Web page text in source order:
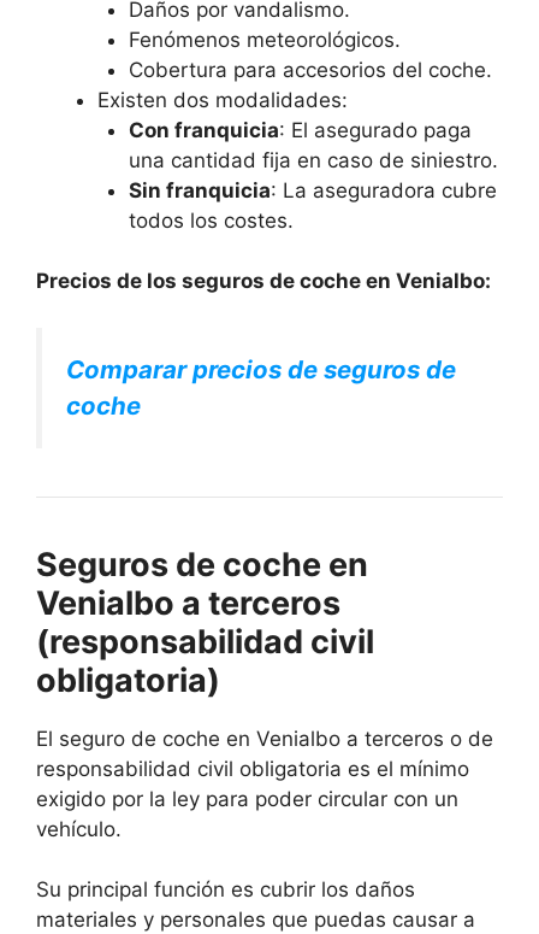
Daños por vandalismo.
Fenómenos meteorológicos.
Cobertura para accesorios del coche.
Existen dos modalidades:
Con franquicia: El asegurado paga
una cantidad fija en caso de siniestro.
Sin franquicia: La aseguradora cubre
todos los costes.
Precios de los seguros de coche en Venialbo:
Comparar precios de seguros de
coche
Seguros de coche en
Venialbo a terceros
(responsabilidad civil
obligatoria)
El seguro de coche en Venialbo a terceros o de
responsabilidad civil obligatoria es el mínimo
exigido por la ley para poder circular con un
vehículo.
Su principal función es cubrir los daños
materiales y personales que puedas causar a